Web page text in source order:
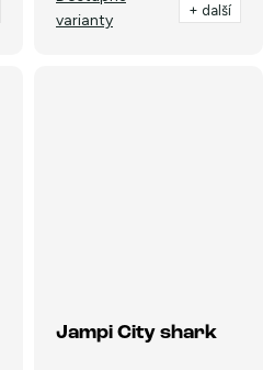
varianty
+ další
Jampi City shark